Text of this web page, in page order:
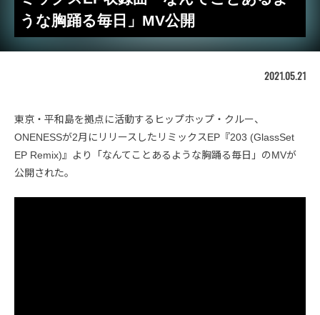
うな胸踊る毎日」MV公開
2021.05.21
東京・平和島を拠点に活動するヒップホップ・クルー、
ONENESSが2月にリリースしたリミックスEP『203 (GlassSet
EP Remix)』より「なんてことあるような胸踊る毎日」のMVが
公開された。